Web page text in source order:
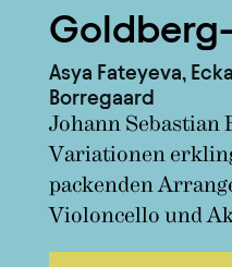
Asya Fateyeva,
Borregaard
Johann Sebastian
Variationen
packenden
Violoncello und